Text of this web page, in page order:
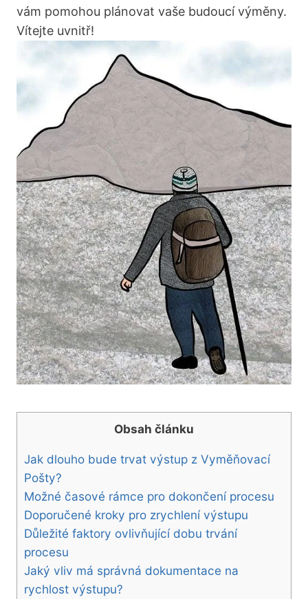
vám pomohou plánovat vaše budoucí výměny.
Vítejte uvnitř!
Obsah článku
Jak dlouho bude trvat výstup z Vyměňovací
Pošty?
Možné časové rámce pro dokončení procesu
Doporučené kroky pro zrychlení výstupu
Důležité faktory ovlivňující dobu trvání
procesu
Jaký vliv má správná dokumentace na
rychlost výstupu?